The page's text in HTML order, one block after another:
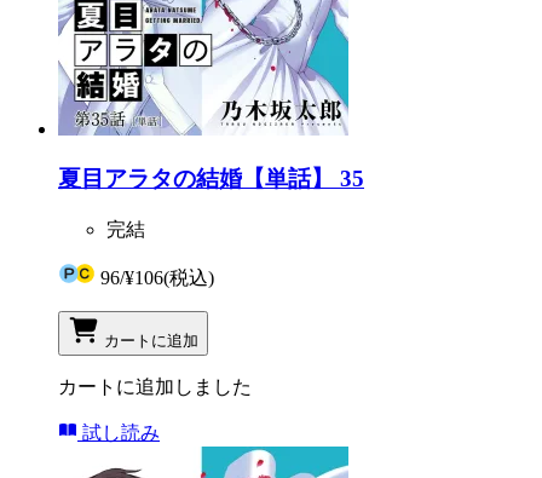
夏目アラタの結婚【単話】 35
完結
96/¥106(税込)
カートに追加
カートに追加しました
試し読み